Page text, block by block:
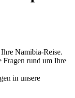
Namibia-Reise.
Fragen rund um Ihre
in unsere